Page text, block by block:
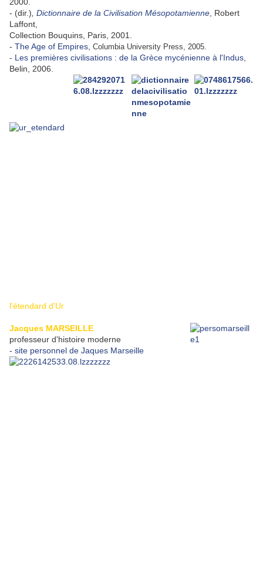
- (dir.) Dictionnaire de la Civilisation Mésopotamienne , Robert
Laffont,
Collection Bouquins, Paris, 2001.
- The Age of Empires Columbia University Press, 2005.
- Les premières civilisations : de la Grèce mycénienne à l'Indus
Belin, 2006.
l'étendard d'Ur
Jacques MARSEILLE
professeur d'histoire moderne
- site personnel de Jaques Marseille